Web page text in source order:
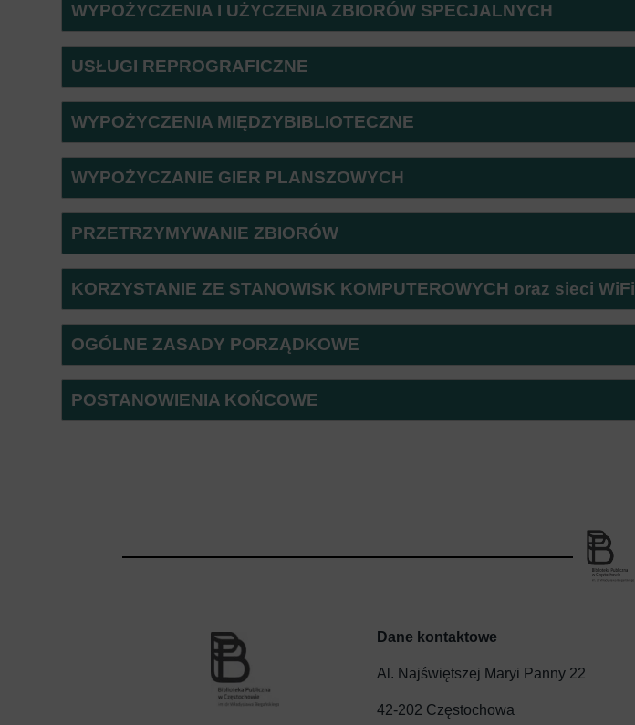
WYPOŻYCZENIA I UŻYCZENIA ZBIORÓW SPECJALNYCH
USŁUGI REPROGRAFICZNE
WYPOŻYCZENIA MIĘDZYBIBLIOTECZNE
WYPOŻYCZANIE GIER PLANSZOWYCH
PRZETRZYMYWANIE ZBIORÓW
KORZYSTANIE ZE STANOWISK KOMPUTEROWYCH oraz sieci WiFi
OGÓLNE ZASADY PORZĄDKOWE
POSTANOWIENIA KOŃCOWE
Dane kontaktowe
Al. Najświętszej Maryi Panny 22
42-202 Częstochowa